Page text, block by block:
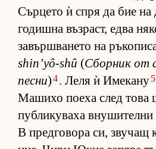
Сър­цето ѝ спря да бие на
го­дишна въз­раст, едва
за­вър­ш­ва­нето на
shin’yô-shû (Сбор­ник от
песни)4. Леля ѝ Име­кану5
Ма­шихо по­еха след това
пуб­ли­ку­ваха
В пред­го­вора си, зву­чащ